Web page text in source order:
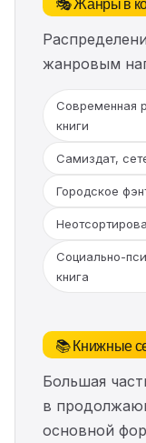
жанровым
Современная
книги
Самиздат,
Городское
Социально-
книга
📚 Книжные
Большая
в
основной